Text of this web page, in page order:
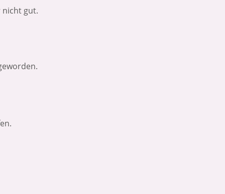
nicht gut.